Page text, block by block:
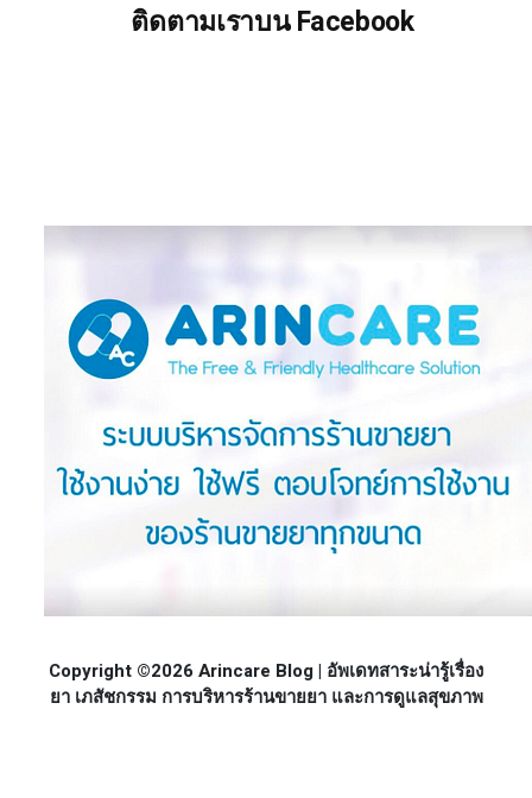
ติดตามเราบน Facebook
Copyright ©2026 Arincare Blog | อัพเดทสาระน่ารู้เรื่อง
ยา เภสัชกรรม การบริหารร้านขายยา และการดูแลสุขภาพ